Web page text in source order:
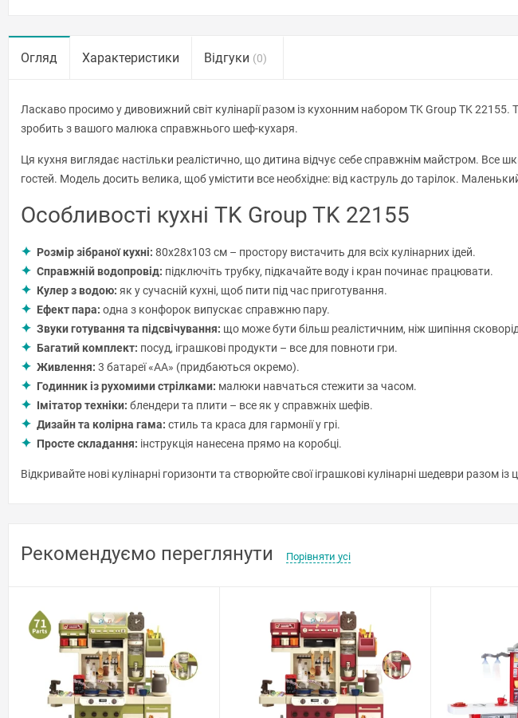
Огляд Характеристики Відгуки (0)
Ласкаво просимо у дивовижний світ кулінарії разом із кухонним набором TK Group TK
зробить з вашого малюка справжнього шеф-кухаря.
Ця кухня виглядає настільки реалістично, що дитина відчує себе справжнім майстром. Все
гостей. Модель досить велика, щоб умістити все необхідне: від каструль до тарілок.
Особливості кухні TK Group TK 22155
Розмір зібраної кухні: 80х28х103 см – простору вистачить для всіх кулінарних ідей.
Справжній водопровід: підключіть трубку, підкачайте воду і кран починає працювати.
Кулер з водою: як у сучасній кухні, щоб пити під час приготування.
Ефект пара: одна з конфорок випускає справжню пару.
Звуки готування та підсвічування: що може бути більш реалістичним, ніж шипіння
Багатий комплект: посуд, іграшкові продукти – все для повноти гри.
Живлення: 3 батареї «AA» (придбаються окремо).
Годинник із рухомими стрілками: малюки навчаться стежити за часом.
Імітатор техніки: блендери та плити – все як у справжніх шефів.
Дизайн та колірна гама: стиль та краса для гармонії у грі.
Просте складання: інструкція нанесена прямо на коробці.
Відкривайте нові кулінарні горизонти та створюйте свої іграшкові кулінарні шедеври разом
Рекомендуємо переглянути Порівняти усі